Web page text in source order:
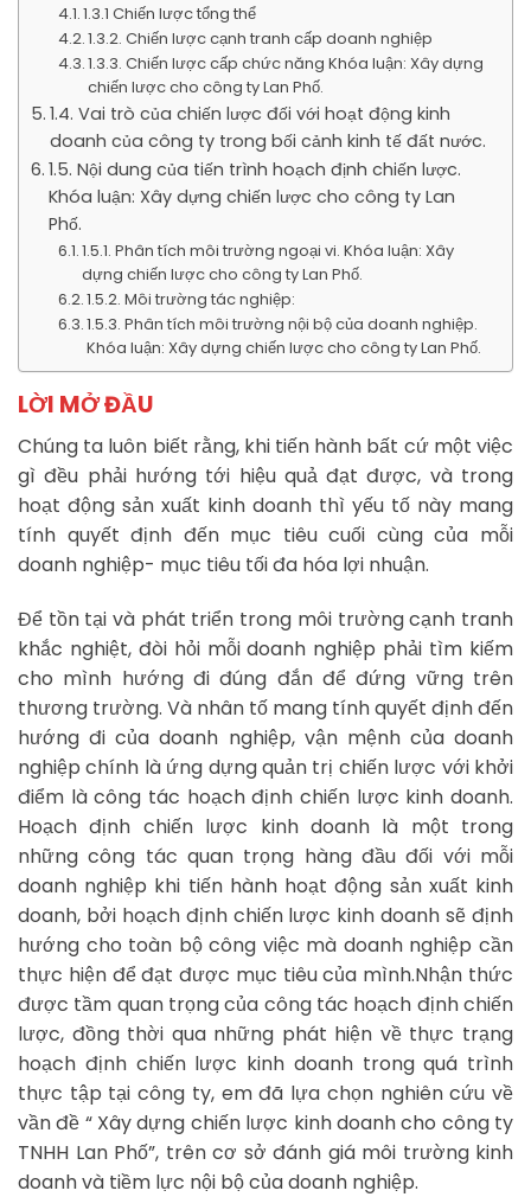
1.3.1 Chiến lược tổng thể
1.3.2. Chiến lược cạnh tranh cấp doanh nghiệp
1.3.3. Chiến lược cấp chức năng Khóa luận: Xây dựng
chiến lược cho công ty Lan Phố.
1.4. Vai trò của chiến lược đối với hoạt động kinh
doanh của công ty trong bối cảnh kinh tế đất nước.
1.5. Nội dung của tiến trình hoạch định chiến lược.
Khóa luận: Xây dựng chiến lược cho công ty Lan
Phố.
1.5.1. Phân tích môi trường ngoại vi. Khóa luận: Xây
dựng chiến lược cho công ty Lan Phố.
1.5.2. Môi trường tác nghiệp:
1.5.3. Phân tích môi trường nội bộ của doanh nghiệp.
Khóa luận: Xây dựng chiến lược cho công ty Lan Phố.
LỜI MỞ ĐẦU
Chúng ta luôn biết rằng, khi tiến hành bất cứ một việc
gì đều phải hướng tới hiệu quả đạt được, và trong
hoạt động sản xuất kinh doanh thì yếu tố này mang
tính quyết định đến mục tiêu cuối cùng của mỗi
doanh nghiệp- mục tiêu tối đa hóa lợi nhuận.
Để tồn tại và phát triển trong môi trường cạnh tranh
khắc nghiệt, đòi hỏi mỗi doanh nghiệp phải tìm kiếm
cho mình hướng đi đúng đắn để đứng vững trên
thương trường. Và nhân tố mang tính quyết định đến
hướng đi của doanh nghiệp, vận mệnh của doanh
nghiệp chính là ứng dựng quản trị chiến lược với khởi
điểm là công tác hoạch định chiến lược kinh doanh.
Hoạch định chiến lược kinh doanh là một trong
những công tác quan trọng hàng đầu đối với mỗi
doanh nghiệp khi tiến hành hoạt động sản xuất kinh
doanh, bởi hoạch định chiến lược kinh doanh sẽ định
hướng cho toàn bộ công việc mà doanh nghiệp cần
thực hiện để đạt được mục tiêu của mình.Nhận thức
được tầm quan trọng của công tác hoạch định chiến
lược, đồng thời qua những phát hiện về thực trạng
hoạch định chiến lược kinh doanh trong quá trình
thực tập tại công ty, em đã lựa chọn nghiên cứu về
vần đề “ Xây dựng chiến lược kinh doanh cho công ty
TNHH Lan Phố”, trên cơ sở đánh giá môi trường kinh
doanh và tiềm lực nội bộ của doanh nghiệp.